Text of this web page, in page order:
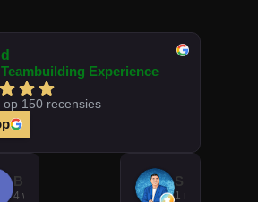
Experience
op 150 recensies
4 weken geleden 1 maand